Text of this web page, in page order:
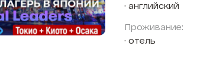
английский
Проживание:
отель